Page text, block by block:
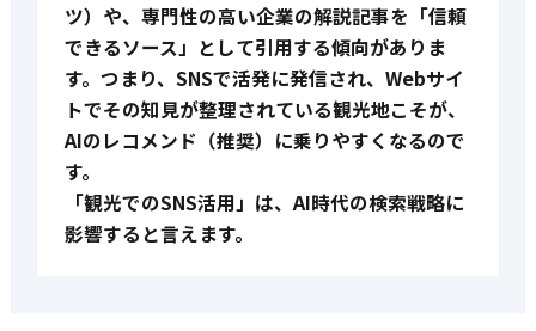
ツ）や、専門性の高い企業の解説記事を「信頼
できるソース」として引用する傾向がありま
す。つまり、SNSで活発に発信され、Webサイ
トでその知見が整理されている観光地こそが、
AIのレコメンド（推奨）に乗りやすくなるので
す。
「観光でのSNS活用」は、AI時代の検索戦略に
影響すると言えます。